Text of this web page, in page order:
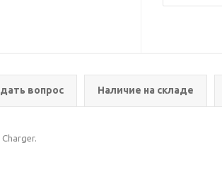
вопрос Наличие на складе